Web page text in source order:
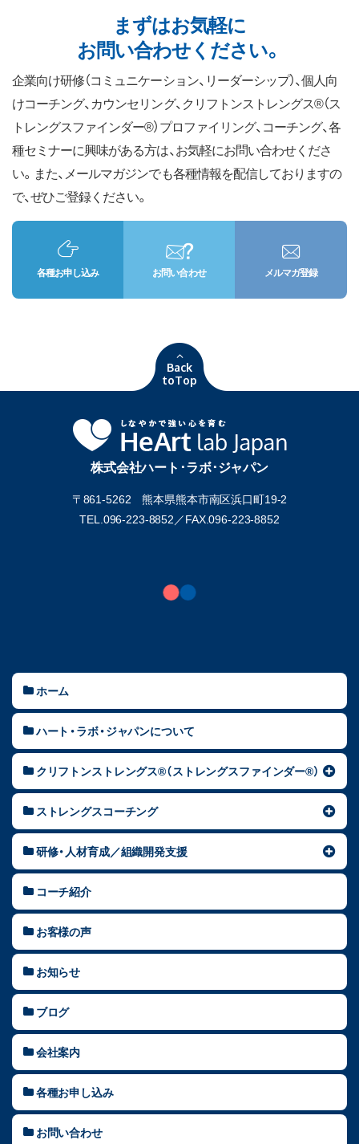
まずはお気軽に
お問い合わせください。
企業向け研修（コミュニケーション、リーダーシップ）、個人向
けコーチング、カウンセリング、クリフトンストレングス®（ス
トレングスファインダー®）プロファイリング、コーチング、各
種セミナーに興味がある方は、お気軽にお問い合わせくださ
い。また、メールマガジンでも各種情報を配信しておりますの
で、ぜひご登録ください。
各種お申し込み お問い合わせ メルマガ登録
Back
toTop
株式会社ハート･ラボ･ジャパン
〒861-5262 熊本県熊本市南区浜口町19-2
TEL.096-223-8852／FAX.096-223-8852
ホーム
ハート・ラボ・ジャパンについて
クリフトンストレングス®（ストレングスファインダー®）
ストレングスコーチング
研修・人材育成／組織開発支援
コーチ紹介
お客様の声
お知らせ
ブログ
会社案内
各種お申し込み
お問い合わせ